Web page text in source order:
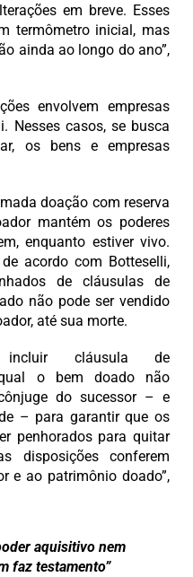
em breve. Esses
termômetro inicial, mas
ainda ao longo do ano”,
envolvem empresas
Nesses casos, se busca
os bens e empresas
doação com reserva
mantém os poderes
enquanto estiver vivo.
acordo com Botteselli,
de cláusulas de
não pode ser vendido
até sua morte.
cláusula de
o bem doado não
do sucessor – e
– para garantir que os
penhorados para quitar
disposições conferem
e ao patrimônio doado”,
aquisitivo nem
faz testamento”